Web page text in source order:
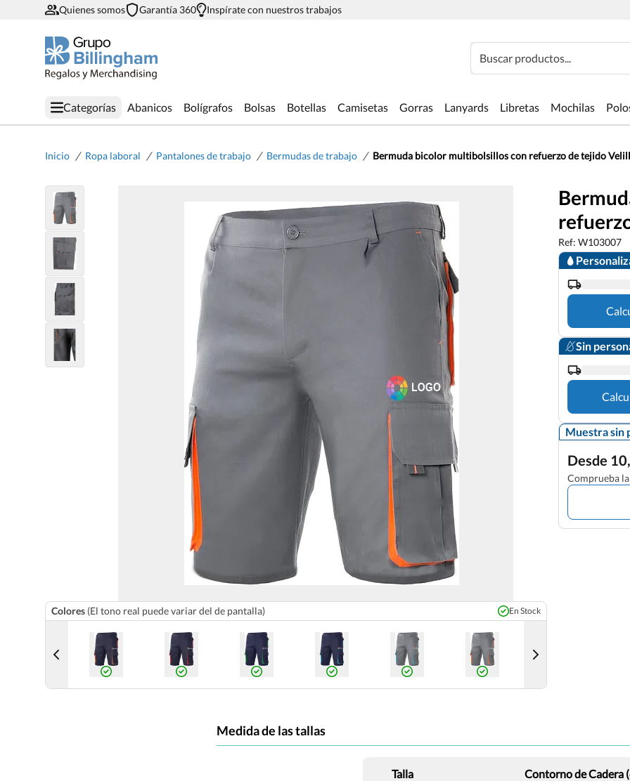
Quienes somos Garantía 360 Inspírate con nuestros trabajos
Buscar productos...
Categorías Abanicos Bolígrafos Bolsas Botellas Camisetas Gorras Lanyards Libretas Mochilas
Inicio / Ropa laboral / Pantalones de trabajo / Bermudas de trabajo / Bermuda bicolor multibolsillos con refuerzo de tejido
Colores (El tono real puede variar del de pantalla) En Stock
Ref: W103007
Sin
Muestra sin
Desde
Comprueba
Medida de las tallas
Talla Contorno de Cadera